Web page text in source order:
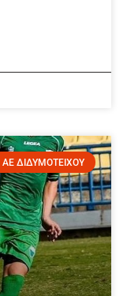
ΑΕ ΔΙΔΥΜΟΤΕΙΧΟΥ